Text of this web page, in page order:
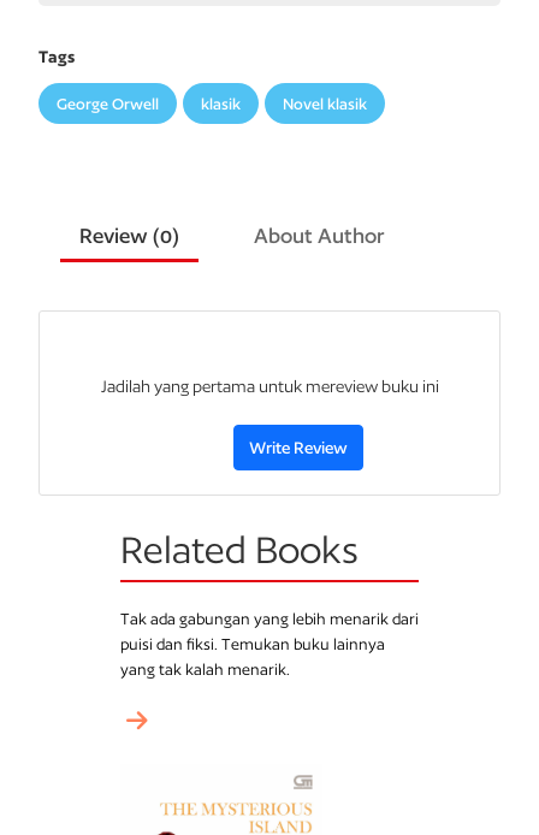
kumuh, makan seadanya, ikut masuk ke tambang-tambang
dan bekerja membanting tulang. Apa yang dilihatnya semakin
menegaskan perasaannya tentang Sosialisme, yang menurut
mengemukakan pandangan dan kritikannya terhadap cara-cara
orang sosialis, dan mengapa Sosialisme mengalami kegagalan.
Tags
George Orwell klasik Novel klasik
Review (0) About Author
Jadilah yang pertama untuk mereview buku ini
Write Review
Related Books
Tak ada gabungan yang lebih menarik dari
puisi dan fiksi. Temukan buku lainnya
yang tak kalah menarik.